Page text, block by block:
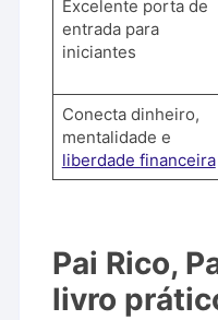
Excelente porta de
entrada para
iniciantes
Conecta dinheiro,
mentalidade e
liberdade financeira
Pai Rico,
livro